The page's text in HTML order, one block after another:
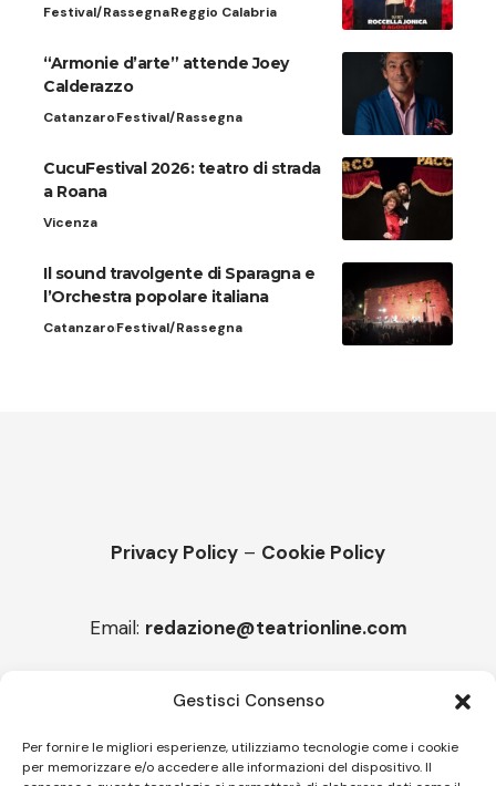
Gestisci Consenso
Per fornire le migliori esperienze, utilizziamo tecnologie come i cookie
per memorizzare e/o accedere alle informazioni del dispositivo. Il
Festival/RassegnaReggio Calabria
“Armonie d’arte” attende Joey
Calderazzo
CatanzaroFestival/Rassegna
CucuFestival 2026: teatro di strada
a Roana
Vicenza
Il sound travolgente di Sparagna e
l’Orchestra popolare italiana
CatanzaroFestival/Rassegna
Privacy Policy – Cookie Policy
Email: redazione@teatrionline.com
“Armonie d’arte” attende Joey Calderazzo